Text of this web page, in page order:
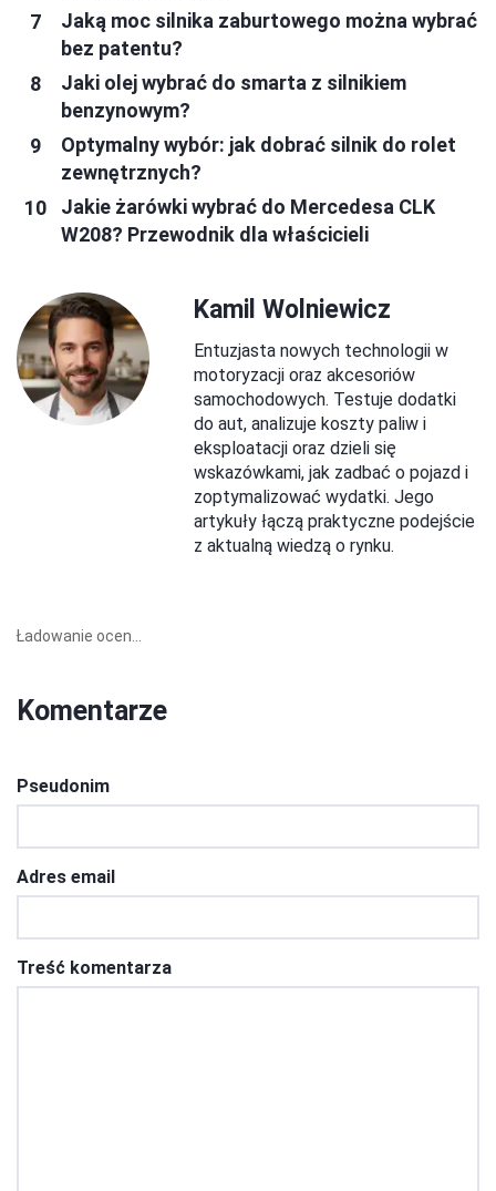
Jaką moc silnika zaburtowego można wybrać
bez patentu?
Jaki olej wybrać do smarta z silnikiem
benzynowym?
Optymalny wybór: jak dobrać silnik do rolet
zewnętrznych?
Jakie żarówki wybrać do Mercedesa CLK
W208? Przewodnik dla właścicieli
Kamil Wolniewicz
Entuzjasta nowych technologii w
motoryzacji oraz akcesoriów
samochodowych. Testuje dodatki
do aut, analizuje koszty paliw i
eksploatacji oraz dzieli się
wskazówkami, jak zadbać o pojazd i
zoptymalizować wydatki. Jego
artykuły łączą praktyczne podejście
z aktualną wiedzą o rynku.
Ładowanie ocen...
Komentarze
Pseudonim
Adres email
Treść komentarza